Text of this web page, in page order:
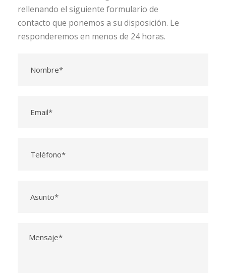
rellenando el siguiente formulario de
contacto que ponemos a su disposición. Le
responderemos en menos de 24 horas.